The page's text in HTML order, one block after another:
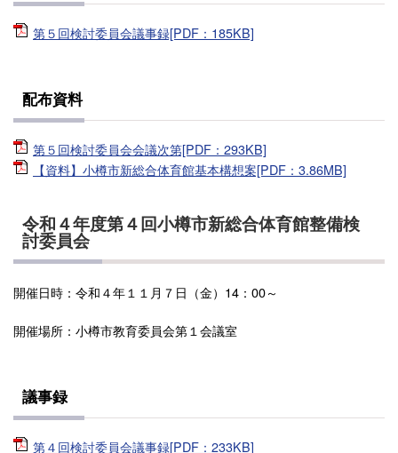
第５回検討委員会議事録[PDF：185KB]
配布資料
第５回検討委員会会議次第[PDF：293KB]
【資料】小樽市新総合体育館基本構想案[PDF：3.86MB]
令和４年度第４回小樽市新総合体育館整備検
討委員会
開催日時：令和４年１１月７日（金）14：00～
開催場所：小樽市教育委員会第１会議室
議事録
第４回検討委員会議事録[PDF：233KB]